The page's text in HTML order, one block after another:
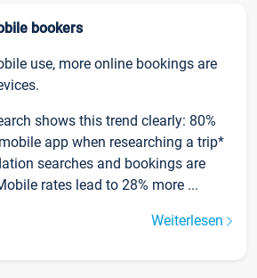
bookers
use, more online bookings are
shows this trend clearly: 80%
app when researching a trip*
searches and bookings are
rates lead to 28% more ...
Weiterlesen